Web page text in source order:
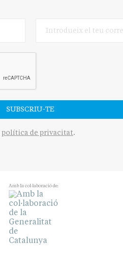
SUBSCRIU-TE
política de privacitat.
Amb la col·laboració de: